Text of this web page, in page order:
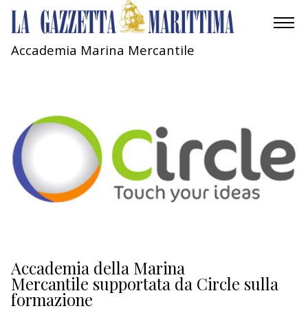
INDUSTRIA
RICERCA
ECONOMIA
CULTURA
NAUTICA
Accademia Marina Mercantile
Accademia della Marina
Mercantile supportata da Circle sulla
formazione